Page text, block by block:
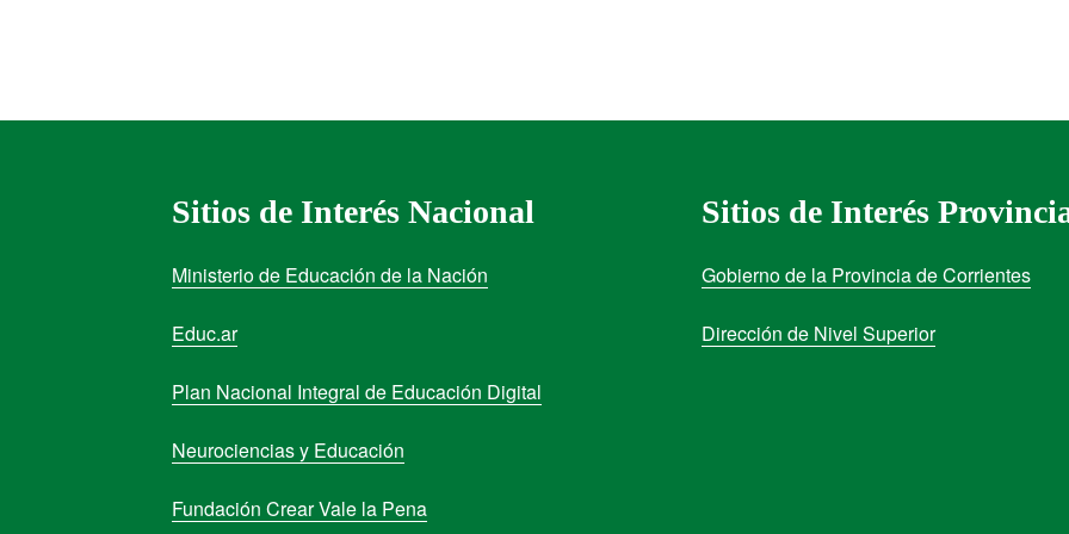
Sitios de Interés Nacional
Ministerio de Educación de la Nación
Educ.ar
Plan Nacional Integral de Educación Digital
Neurociencias y Educación
Fundación Crear Vale la Pena
Sitios de Interés
Gobierno de la Provincia de Corrientes
Dirección de Nivel Superior